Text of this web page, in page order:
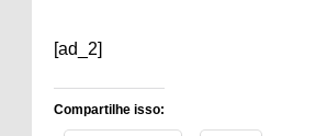
[ad_2]
Compartilhe isso: